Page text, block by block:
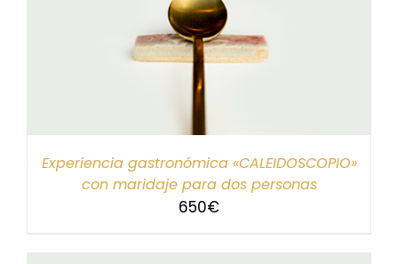
Experiencia gastronómica «CALEIDOSCOPIO»
con maridaje para dos personas
650€